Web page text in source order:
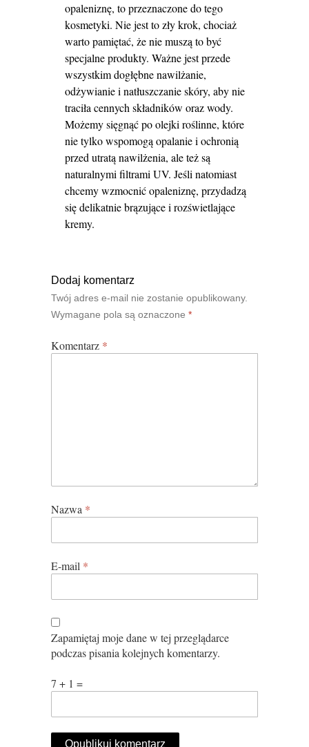
opaleniznę, to przeznaczone do tego
kosmetyki. Nie jest to zły krok, chociaż
warto pamiętać, że nie muszą to być
specjalne produkty. Ważne jest przede
wszystkim dogłębne nawilżanie,
odżywianie i natłuszczanie skóry, aby nie
traciła cennych składników oraz wody.
Możemy sięgnąć po olejki roślinne, które
nie tylko wspomogą opalanie i ochronią
przed utratą nawilżenia, ale też są
naturalnymi filtrami UV. Jeśli natomiast
chcemy wzmocnić opaleniznę, przydadzą
się delikatnie brązujące i rozświetlające
kremy.
Dodaj komentarz
Twój adres e-mail nie zostanie opublikowany.
Wymagane pola są oznaczone *
Komentarz *
Nazwa *
E-mail *
Zapamiętaj moje dane w tej przeglądarce
podczas pisania kolejnych komentarzy.
7 + 1 =